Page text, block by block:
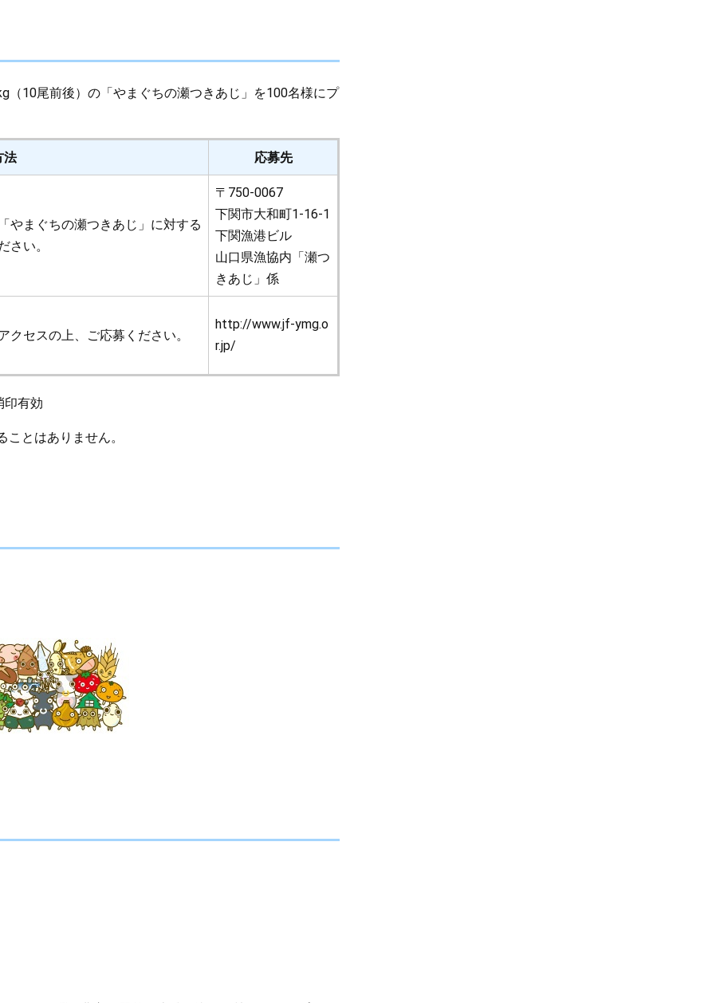
（10尾前後）の「やまぐちの瀬つきあじ」を100名様にプ
法 応募先
やまぐちの瀬つきあじ」に対する
さい。
〒750-0067
下関市大和町1-16-1
下関漁港ビル
山口県漁協内「瀬つ
きあじ」係
セスの上、ご応募ください。
http://www.jf-ymg.o
r.jp/
有効
とはありません。